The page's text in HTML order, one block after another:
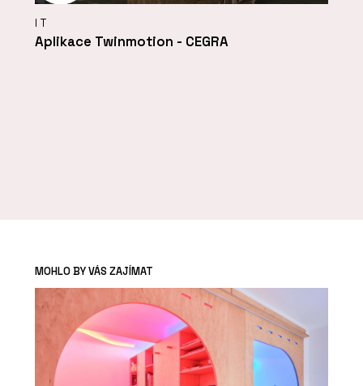
IT
Aplikace Twinmotion - CEGRA
MOHLO BY VÁS ZAJÍMAT